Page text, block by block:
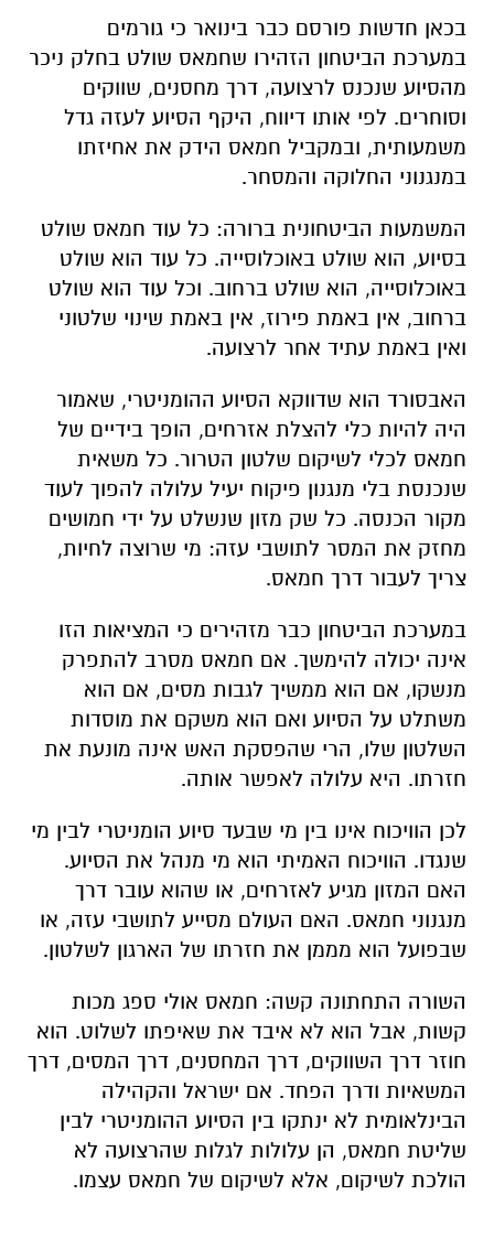
בכאן חדשות פורסם כבר בינואר כי גורמים
במערכת הביטחון הזהירו שחמאס שולט בחלק ניכר
מהסיוע שנכנס לרצועה, דרך מחסנים, שווקים
וסוחרים. לפי אותו דיווח, היקף הסיוע לעזה גדל
משמעותית, ובמקביל חמאס הידק את אחיזתו
במנגנוני החלוקה והמסחר.
המשמעות הביטחונית ברורה: כל עוד חמאס שולט
בסיוע, הוא שולט באוכלוסייה. כל עוד הוא שולט
באוכלוסייה, הוא שולט ברחוב. וכל עוד הוא שולט
ברחוב, אין באמת פירוז, אין באמת שינוי שלטוני
ואין באמת עתיד אחר לרצועה.
האבסורד הוא שדווקא הסיוע ההומניטרי, שאמור
היה להיות כלי להצלת אזרחים, הופך בידיים של
חמאס לכלי לשיקום שלטון הטרור. כל משאית
שנכנסת בלי מנגנון פיקוח יעיל עלולה להפוך לעוד
מקור הכנסה. כל שק מזון שנשלט על ידי חמושים
מחזק את המסר לתושבי עזה: מי שרוצה לחיות,
צריך לעבור דרך חמאס.
במערכת הביטחון כבר מזהירים כי המציאות הזו
אינה יכולה להימשך. אם חמאס מסרב להתפרק
מנשקו, אם הוא ממשיך לגבות מסים, אם הוא
משתלט על הסיוע ואם הוא משקם את מוסדות
השלטון שלו, הרי שהפסקת האש אינה מונעת את
חזרתו. היא עלולה לאפשר אותה.
לכן הוויכוח אינו בין מי שבעד סיוע הומניטרי לבין מי
שנגדו. הוויכוח האמיתי הוא מי מנהל את הסיוע.
האם המזון מגיע לאזרחים, או שהוא עובר דרך
מנגנוני חמאס. האם העולם מסייע לתושבי עזה, או
שבפועל הוא מממן את חזרתו של הארגון לשלטון.
השורה התחתונה קשה: חמאס אולי ספג מכות
קשות, אבל הוא לא איבד את שאיפתו לשלוט. הוא
חוזר דרך השווקים, דרך המחסנים, דרך המסים, דרך
המשאיות ודרך הפחד. אם ישראל והקהילה
הבינלאומית לא ינתקו בין הסיוע ההומניטרי לבין
שליטת חמאס, הן עלולות לגלות שהרצועה לא
הולכת לשיקום, אלא לשיקום של חמאס עצמו.